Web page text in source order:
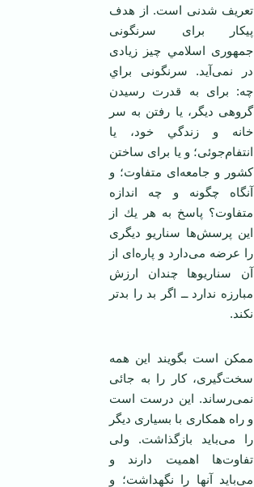
تعريف شدنی است. از هدف
پيكار برای سرنگونی
جمهوری اسلامي چيز زيادی
در نمی‌آيد. سرنگونی براي
چه: برای به قدرت رسيدن
گروهی ديگر، يا رفتن به سر
خانه و زندگي خود، يا
انتفام‌جوئی؛ و يا برای ساختن
كشور و جامعه‌ای متفاوت؛ و
آنگاه چگونه و چه اندازه
متفاوت؟ پاسخ به هر يك از
اين پرسش‌ها سناريو ديگری
را عرضه می‌دارد و پاره‌ای از
آن سناريوها چندان ارزش
مبارزه ندارد ــ اگر بد را بدتر
نكند.
ممكن است بگويند اين همه
سخت‌گيری، كار را به جائی
نمی‌رساند. اين درست است
و راه همكاری با بسياری ديگر
را می‌بايد بازگذاشت. ولی
تفاوت‌ها اهميت دارند و
می‌بايد آنها را نگهداشت؛ و